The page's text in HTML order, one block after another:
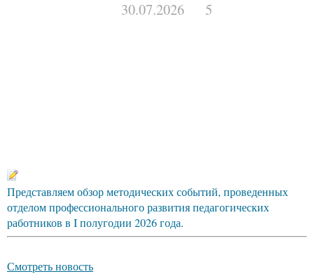
30.07.2026 5
Представляем обзор методических событий, проведенных
отделом профессионального развития педагогических
работников в I полугодии 2026 года.
Смотреть новость